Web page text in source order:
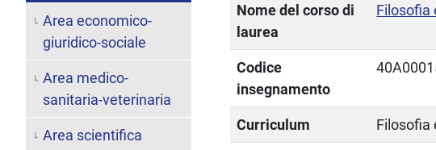
Nome del corso di
laurea
Filosofia
Codice
insegnamento
Curriculum Filosofia
Area economico-
giuridico-sociale
Area medico-
sanitaria-veterinaria
Area scientifica